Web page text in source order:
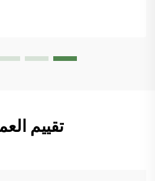
تقييم